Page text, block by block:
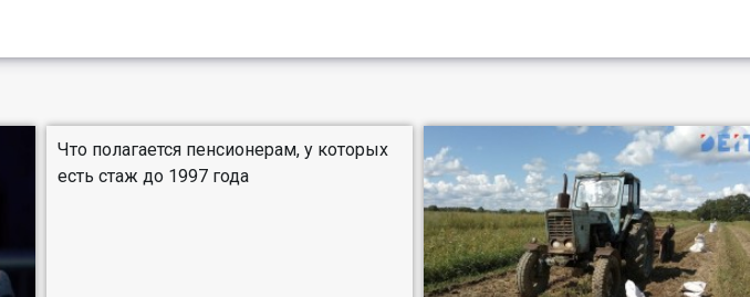
Что полагается пенсионерам, у которых
есть стаж до 1997 года